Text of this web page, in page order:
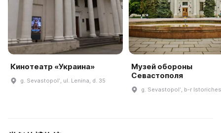
Кинотеатр «Украина»
g. Sevastopolʹ, ul. Lenina, d. 35
Музей обороны
Севастополя
g. Sevastopolʹ, b-r